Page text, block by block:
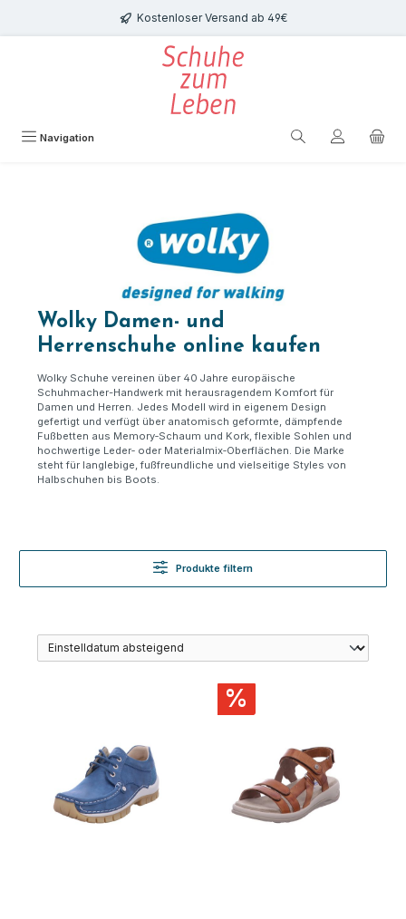
Zum Hauptinhalt springen Kostenloser Versand ab 49€
Navigation
Wolky Damen- und
Herrenschuhe online kaufen
Wolky Schuhe vereinen über 40 Jahre europäische
Schuhmacher-Handwerk mit herausragendem Komfort für
Damen und Herren. Jedes Modell wird in eigenem Design
gefertigt und verfügt über anatomisch geformte, dämpfende
Fußbetten aus Memory‑Schaum und Kork, flexible Sohlen und
hochwertige Leder‑ oder Materialmix‑Oberflächen. Die Marke
steht für langlebige, fußfreundliche und vielseitige Styles von
Halbschuhen bis Boots.
Produkte filtern
%